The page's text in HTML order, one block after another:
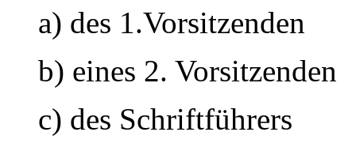
a) des 1.Vorsitzenden
b) eines 2. Vorsitzenden
c) des Schriftführers